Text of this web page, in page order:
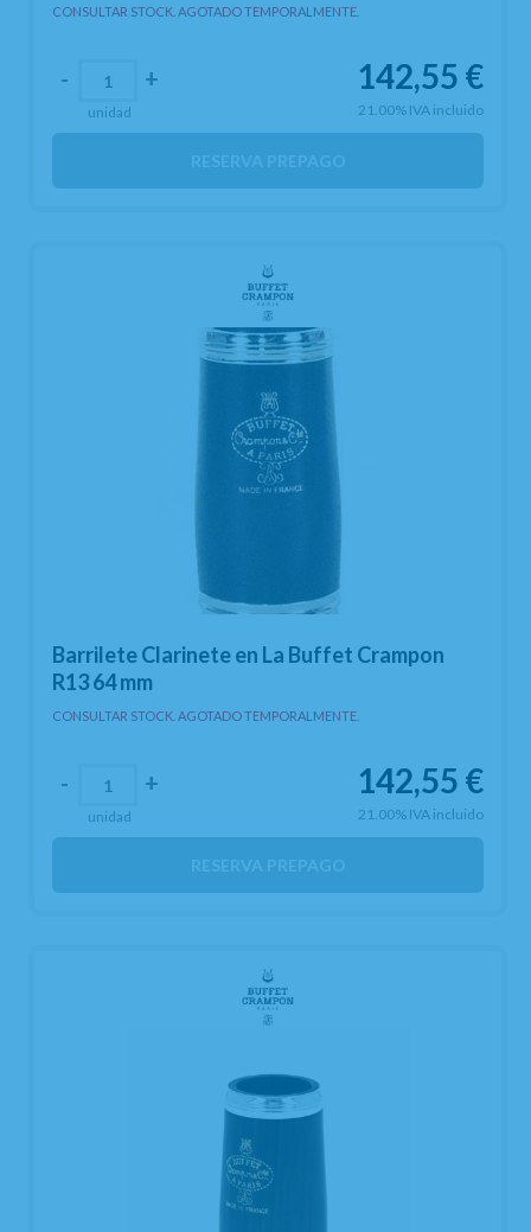
CONSULTAR STOCK. AGOTADO TEMPORALMENTE.
142,55 €
21.00% IVA incluido
- +
unidad
RESERVA PREPAGO
Barrilete Clarinete en La Buffet Crampon
R13 64 mm
CONSULTAR STOCK. AGOTADO TEMPORALMENTE.
142,55 €
21.00% IVA incluido
- +
unidad
RESERVA PREPAGO